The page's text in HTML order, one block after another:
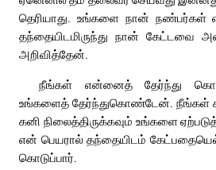
தெரியாது. உங்களை நான்
தந்தையிடமிருந்து நான் கேட்டவை
அறிவித்தேன்.
நீங்கள் என்னைத் தேர்ந்து
உங்களைத் தேர்ந்துகொண்டேன். நீங்கள்
கனி நிலைத்திருக்கவும் உங்களை
என் பெயரால் தந்தையிடம்
கொடுப்பார்.